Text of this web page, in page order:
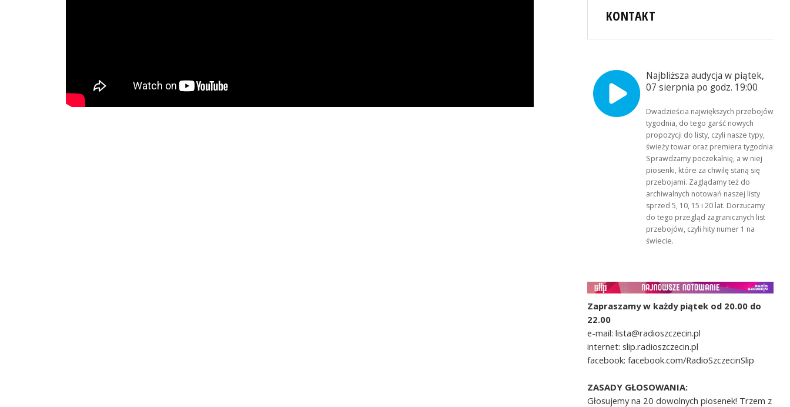
KONTAKT
Najbliższa audycja w piątek,
07 sierpnia po godz. 19:00
Dwadzieścia największych przebojów
tygodnia, do tego garść nowych
propozycji do listy, czyli nasze typy,
świeży towar oraz premiera tygodnia!
Sprawdzamy poczekalnię, a w niej
piosenki, które za chwilę staną się
przebojami. Zaglądamy też do
archiwalnych notowań naszej listy
sprzed 5, 10, 15 i 20 lat. Dorzucamy
do tego przegląd zagranicznych list
przebojów, czyli hity numer 1 na
świecie.
Zapraszamy w każdy piątek od 20.00 do
22.00
e-mail: lista@radioszczecin.pl
internet: slip.radioszczecin.pl
facebook: facebook.com/RadioSzczecinSlip
ZASADY GŁOSOWANIA:
Głosujemy na 20 dowolnych piosenek! Trzem z